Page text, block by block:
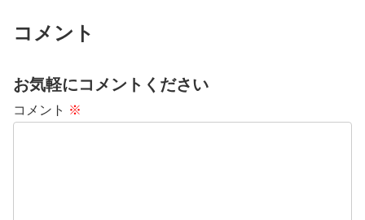
コメント
お気軽にコメントください
コメント ※